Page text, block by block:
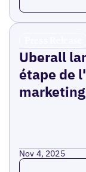
Uberall
étape de
Nov 4, 2025
Read more